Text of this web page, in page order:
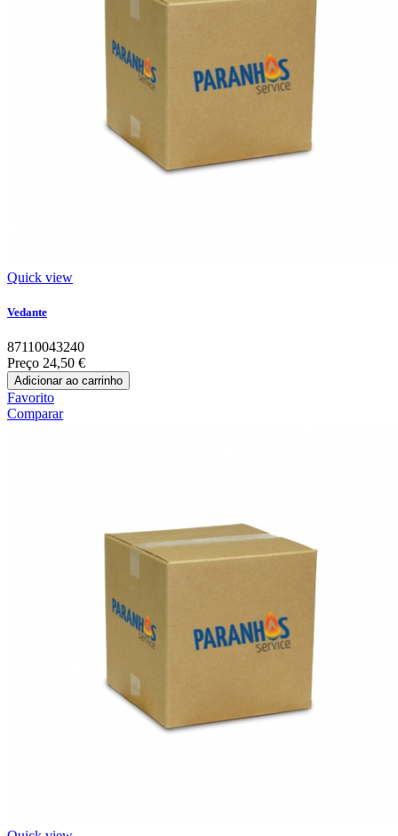
Quick view
Vedante
87110043240
Preço 24,50 €
Adicionar ao carrinho
Favorito
Comparar